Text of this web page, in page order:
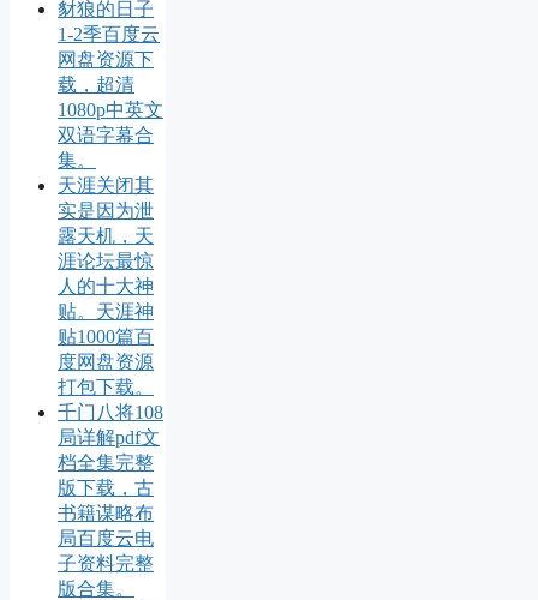
豺狼的日子
1-2季百度云
网盘资源下
载，超清
1080p中英文
双语字幕合
集。
天涯关闭其
实是因为泄
露天机，天
涯论坛最惊
人的十大神
贴。天涯神
贴1000篇百
度网盘资源
打包下载。
千门八将108
局详解pdf文
档全集完整
版下载，古
书籍谋略布
局百度云电
子资料完整
版合集。